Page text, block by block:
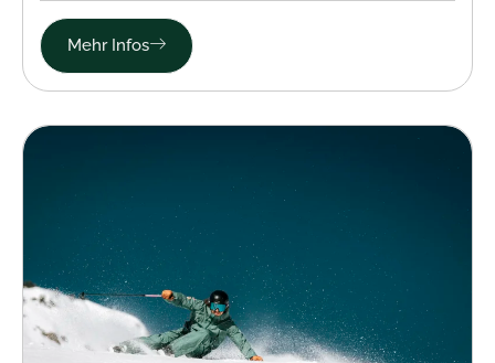
Mehr Infos